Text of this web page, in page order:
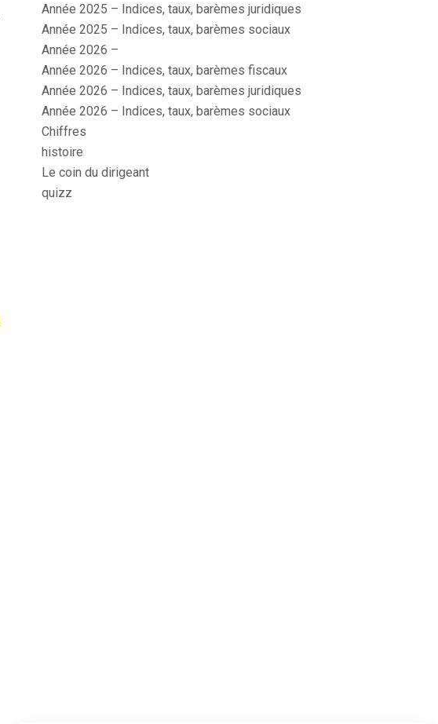
Année 2025 – Indices, taux, barèmes juridiques
Année 2025 – Indices, taux, barèmes sociaux
Année 2026 –
Année 2026 – Indices, taux, barèmes fiscaux
Année 2026 – Indices, taux, barèmes juridiques
Année 2026 – Indices, taux, barèmes sociaux
Chiffres
histoire
Le coin du dirigeant
quizz